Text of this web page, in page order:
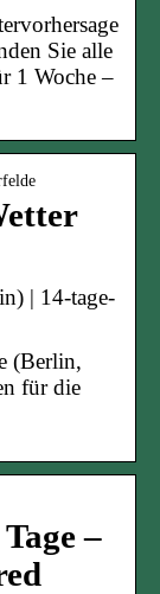
Sie alle
1 Woche –
| 14-tage-
(Berlin,
für die
–